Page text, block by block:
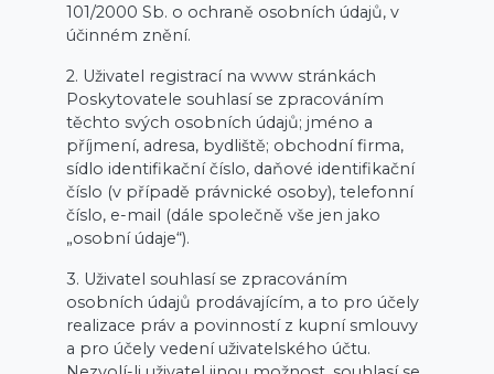
101/2000 Sb. o ochraně osobních údajů, v
účinném znění.
2. Uživatel registrací na www stránkách
Poskytovatele souhlasí se zpracováním
těchto svých osobních údajů; jméno a
příjmení, adresa, bydliště; obchodní firma,
sídlo identifikační číslo, daňové identifikační
číslo (v případě právnické osoby), telefonní
číslo, e-mail (dále společně vše jen jako
„osobní údaje“).
3. Uživatel souhlasí se zpracováním
osobních údajů prodávajícím, a to pro účely
realizace práv a povinností z kupní smlouvy
a pro účely vedení uživatelského účtu.